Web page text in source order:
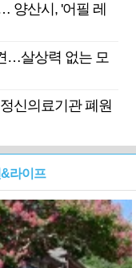
양산시, '어필 레
…살상력 없는 모
신의료기관 폐원
라이프